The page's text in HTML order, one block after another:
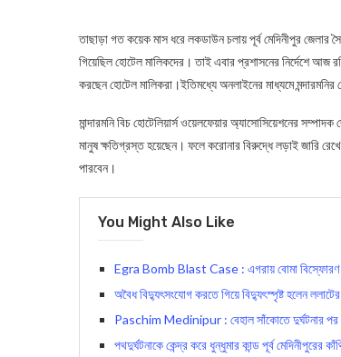
তাছাড়া গত কয়েক মাস ধরে লকডাউন চলায় পূর্ব মেদিনীপুর জেলার
গিয়েছিল হোটেল মালিকদের। তাই এবার প্রশাসনের নির্দেশে আজ
করছেন হোটেল মালিকরা।ইতিমধ্যে অনলাইনের মাধ্যমে
মান্দারমনি বিচ হোটেলিয়ার্স ওয়েলফেয়ার অ্যাসোসিয়েশনের
মানুষ ক্ষতিগ্রস্ত হয়েছেন। ফলে করোনার বিরুদ্ধে লড়াই জারি
পারবেন।
You Might Also Like
Egra Bomb Blast Case : এগরায় বোমা বিস্ফোরণ
অবৈধ বিদ্যুৎসংযোগ করতে গিয়ে বিদ্যুৎস্পৃষ্ট হলেন
Paschim Medinipur : বেহাল সাঁকোতে দুর্ঘটনার পর
পথদুর্ঘটনাকে কেন্দ্র করে ধুন্ধুমার কান্ড পূর্ব মেদিনীপুরের